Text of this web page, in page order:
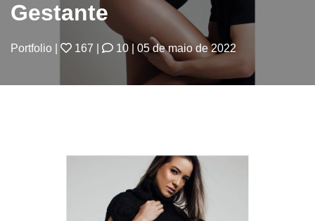
Gestante
Portfolio 167 10 05 de maio de 2022